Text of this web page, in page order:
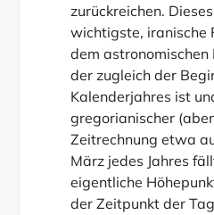
zurückreichen.
wichtigste, iranische
dem astronomischen
der zugleich der
Kalenderjahres ist
gregorianischer
Zeitrechnung etwa
März jedes Jahres
eigentliche
der Zeitpunkt der